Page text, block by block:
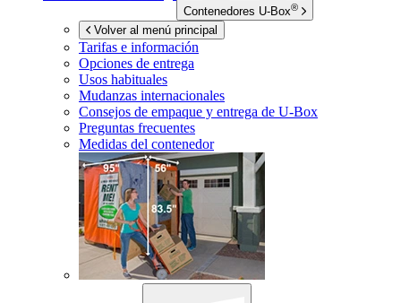
Contenedores U-Box®
Volver al menú principal
Tarifas e información
Opciones de entrega
Usos habituales
Mudanzas internacionales
Consejos de empaque y entrega de U-Box
Preguntas frecuentes
Medidas del contenedor